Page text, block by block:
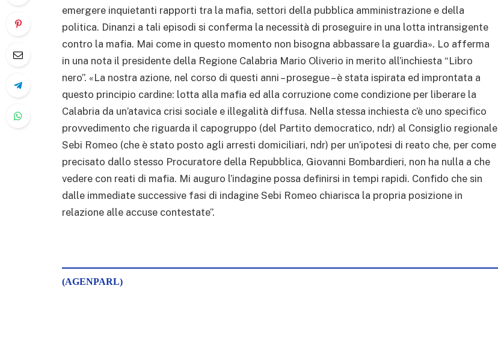
emergere inquietanti rapporti tra la mafia, settori della pubblica amministrazione e della
politica. Dinanzi a tali episodi si conferma la necessità di proseguire in una lotta intransigente
contro la mafia. Mai come in questo momento non bisogna abbassare la guardia». Lo afferma
in una nota il presidente della Regione Calabria Mario Oliverio in merito all’inchiesta “Libro
nero”. «La nostra azione, nel corso di questi anni – prosegue – è stata ispirata ed improntata a
questo principio cardine: lotta alla mafia ed alla corruzione come condizione per liberare la
Calabria da un’atavica crisi sociale e illegalità diffusa. Nella stessa inchiesta c’è uno specifico
provvedimento che riguarda il capogruppo (del Partito democratico, ndr) al Consiglio regionale
Sebi Romeo (che è stato posto agli arresti domiciliari, ndr) per un’ipotesi di reato che, per come
precisato dallo stesso Procuratore della Repubblica, Giovanni Bombardieri, non ha nulla a che
vedere con reati di mafia. Mi auguro l’indagine possa definirsi in tempi rapidi. Confido che sin
dalle immediate successive fasi di indagine Sebi Romeo chiarisca la propria posizione in
relazione alle accuse contestate”.
(AGENPARL)